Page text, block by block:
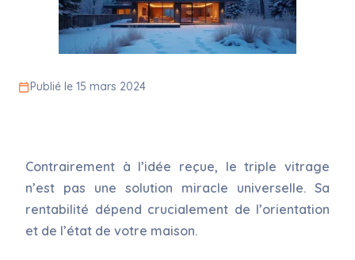
Publié le 15 mars 2024
Contrairement à l’idée reçue, le triple vitrage
n’est pas une solution miracle universelle. Sa
rentabilité dépend crucialement de l’orientation
et de l’état de votre maison.